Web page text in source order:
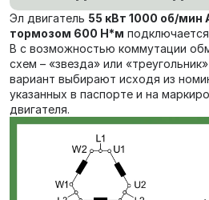
Эл двигатель 55 кВт 1000 об/мин
тормозом 600 Н*м
В с возможностью коммутации
схем – «звезда» или
вариант выбирают исходя из
указанных в паспорте и на
двигателя.